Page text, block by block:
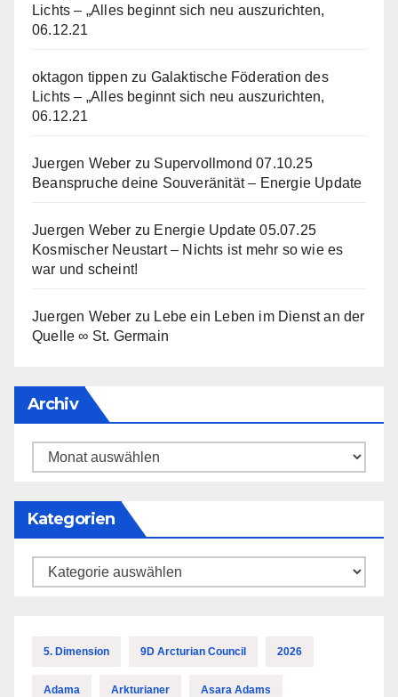
Lichts – „Alles beginnt sich neu auszurichten,
06.12.21
oktagon tippen zu Galaktische Föderation des
Lichts – „Alles beginnt sich neu auszurichten,
06.12.21
Juergen Weber zu Supervollmond 07.10.25
Beanspruche deine Souveränität – Energie Update
Juergen Weber zu Energie Update 05.07.25
Kosmischer Neustart – Nichts ist mehr so wie es
war und scheint!
Juergen Weber zu Lebe ein Leben im Dienst an der
Quelle ∞ St. Germain
Archiv
Archiv
Kategorien
Kategorien
5. Dimension 9D Arcturian Council 2026
Adama Arkturianer Asara Adams